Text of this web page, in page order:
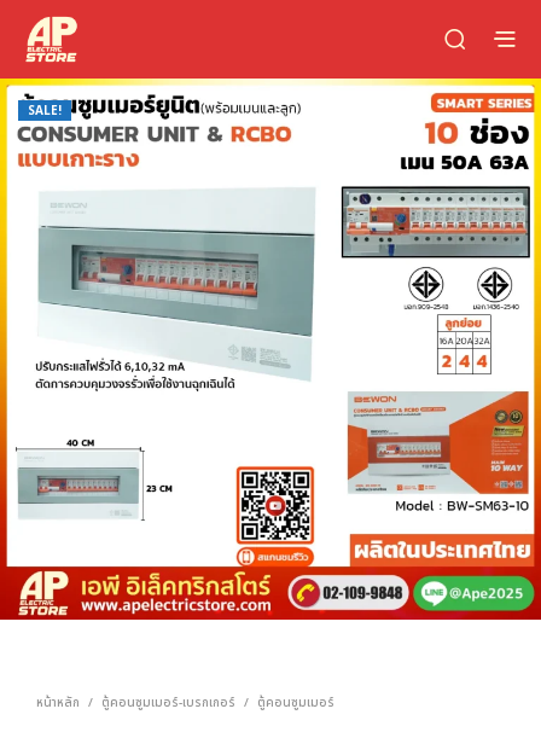
SALE!
หน้าหลัก / ตู้คอนซูมเมอร์-เบรกเกอร์ / ตู้คอนซูมเมอร์